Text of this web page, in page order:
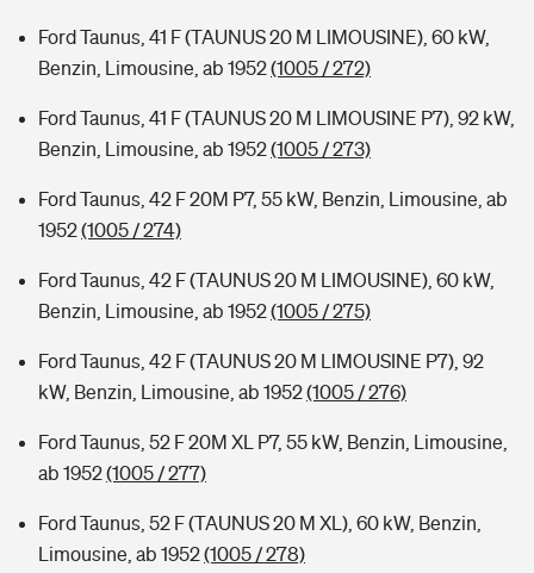
Ford Taunus, 41 F (TAUNUS 20 M LIMOUSINE), 60 kW,
Benzin, Limousine, ab 1952(1005 / 272)
Ford Taunus, 41 F (TAUNUS 20 M LIMOUSINE P7), 92 kW,
Benzin, Limousine, ab 1952(1005 / 273)
Ford Taunus, 42 F 20M P7, 55 kW, Benzin, Limousine, ab
1952(1005 / 274)
Ford Taunus, 42 F (TAUNUS 20 M LIMOUSINE), 60 kW,
Benzin, Limousine, ab 1952(1005 / 275)
Ford Taunus, 42 F (TAUNUS 20 M LIMOUSINE P7), 92
kW, Benzin, Limousine, ab 1952(1005 / 276)
Ford Taunus, 52 F 20M XL P7, 55 kW, Benzin, Limousine,
ab 1952(1005 / 277)
Ford Taunus, 52 F (TAUNUS 20 M XL), 60 kW, Benzin,
Limousine, ab 1952(1005 / 278)